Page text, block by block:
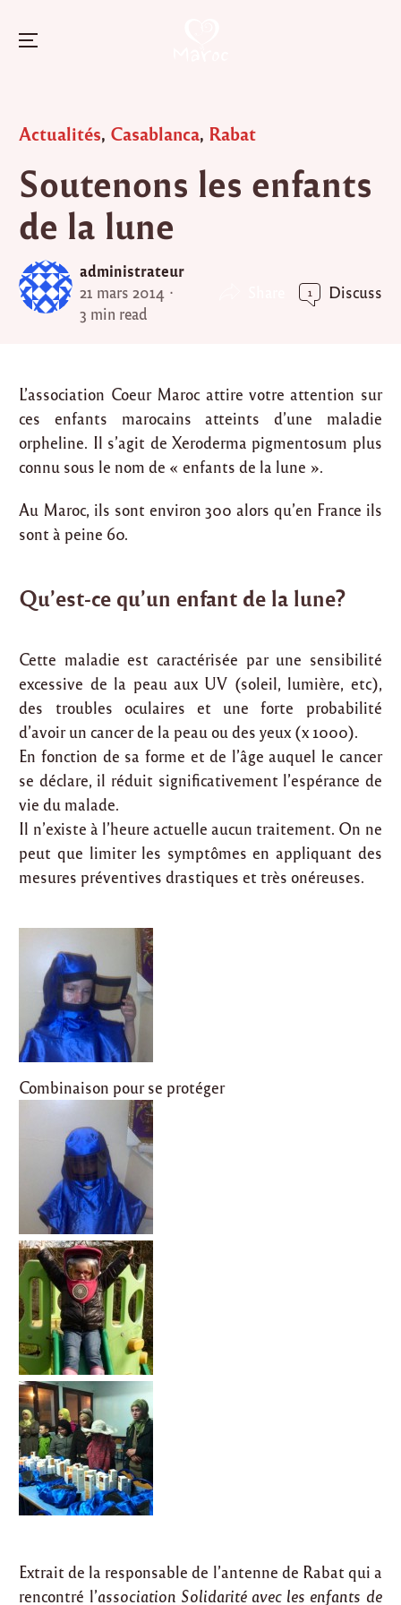
content
Menu
Posted
Actualités, Casablanca, Rabat
Soutenons les enfants
de la lune
administrateur
21 mars 2014
3 min read
1 Discuss
L’association Coeur Maroc attire votre attention sur
ces enfants marocains atteints d’une maladie
orpheline. Il s’agit de Xeroderma pigmentosum plus
connu sous le nom de « enfants de la lune ».
Au Maroc, ils sont environ 300 alors qu’en France ils
sont à peine 60.
Qu’est-ce qu’un enfant de la lune?
Cette maladie est caractérisée par une sensibilité
excessive de la peau aux UV (soleil, lumière, etc),
des troubles oculaires et une forte probabilité
d’avoir un cancer de la peau ou des yeux (x 1000).
En fonction de sa forme et de l’âge auquel le cancer
se déclare, il réduit significativement l’espérance de
vie du malade.
Il n’existe à l’heure actuelle aucun traitement. On ne
peut que limiter les symptômes en appliquant des
mesures préventives drastiques et très onéreuses.
Combinaison pour se protéger
Extrait de la responsable de l’antenne de Rabat qui a
rencontré l’association Solidarité avec les enfants de